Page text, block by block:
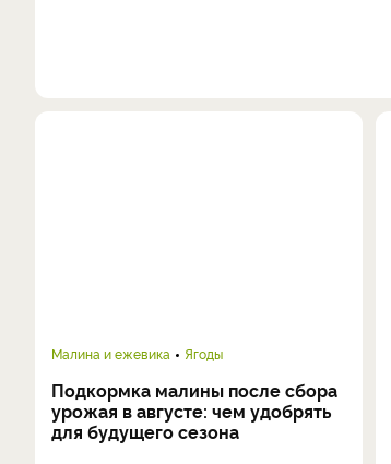
Малина и ежевика Ягоды
Подкормка малины после сбора
урожая в августе: чем удобрять
для будущего сезона